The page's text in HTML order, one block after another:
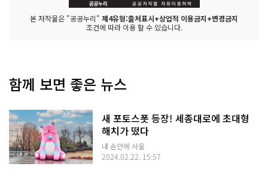
본 저작물은 "공공누리" 제4유형:출처표시+상업적 이용금지+변경금지
조건에 따라 이용 할 수 있습니다.
함께 보면 좋은 뉴스
새 포토스폿 등장! 세종대로에 초대형
해치가 떴다
내 손안에 서울
2024.02.22. 15:57